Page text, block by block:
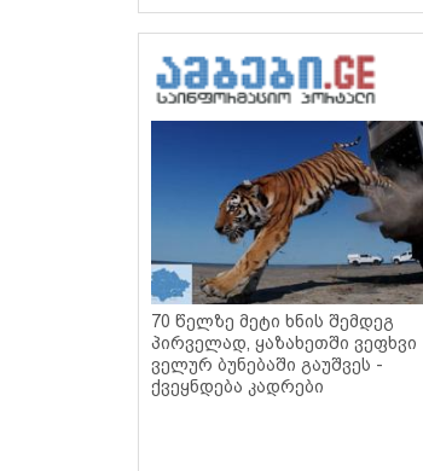
70 წელზე მეტი ხნის შემდეგ
პირველად, ყაზახეთში ვეფხვი
ველურ ბუნებაში გაუშვეს -
ქვეყნდება კადრები